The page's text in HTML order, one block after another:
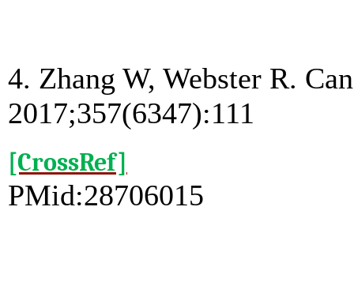
4. Zhang W, Webster R.
2017;357(6347):111
[CrossRef]
PMid:28706015